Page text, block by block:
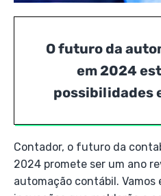
O futuro da
em 2024
possibilidades
Contador, o futuro da
2024 promete ser um ano
automação contábil.